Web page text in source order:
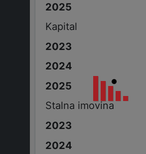
Kapital
Stalna imovina